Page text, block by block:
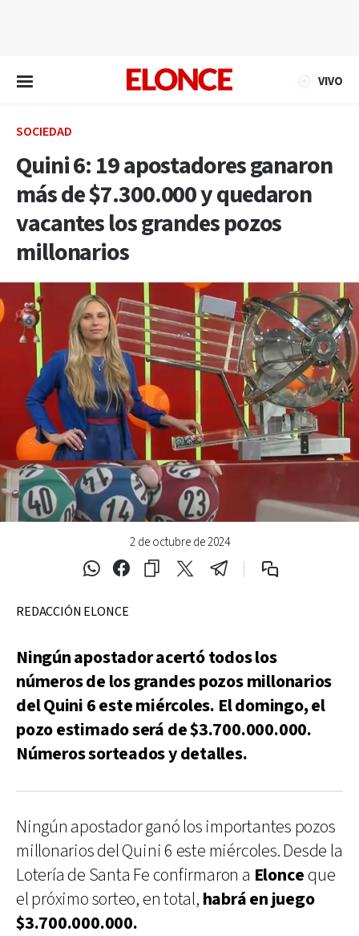
VIVO
SOCIEDAD
Quini 6: 19 apostadores ganaron
más de $7.300.000 y quedaron
vacantes los grandes pozos
millonarios
2 de octubre de 2024
REDACCIÓN ELONCE
Ningún apostador acertó todos los
números de los grandes pozos millonarios
del Quini 6 este miércoles. El domingo, el
pozo estimado será de $3.700.000.000.
Números sorteados y detalles.
Ningún apostador ganó los importantes pozos
millonarios del Quini 6 este miércoles. Desde la
Lotería de Santa Fe confirmaron a Elonce que
el próximo sorteo, en total, habrá en juego
$3.700.000.000.